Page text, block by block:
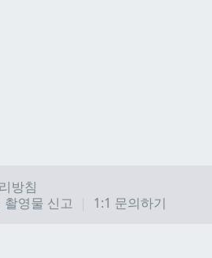
방침
촬영물 신고 1:1 문의하기